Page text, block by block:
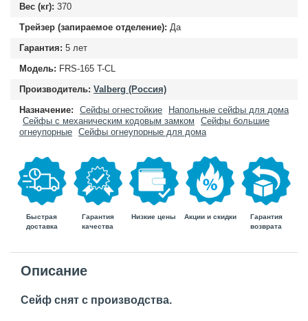
Вес (кг): 370
Трейзер (запираемое отделение): Да
Гарантия: 5 лет
Модель: FRS-165 T-CL
Производитель: Valberg (Россия)
Назначение:
Сейфы огнестойкие
Напольные сейфы для дома
Сейфы с механическим кодовым замком
Сейфы большие
огнеупорные Сейфы огнеупорные для дома
Быстрая
доставка
Гарантия
качества
Низкие цены Акции и скидки
Гарантия
возврата
Описание
Сейф снят с производства.